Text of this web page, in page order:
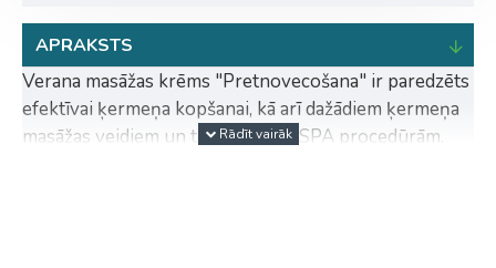
APRAKSTS
Verana masāžas krēms "Pretnovecošana" ir paredzēts
efektīvai ķermeņa kopšanai, kā arī dažādiem ķermeņa
masāžas veidiem un tehnikām un SPA procedūrām.